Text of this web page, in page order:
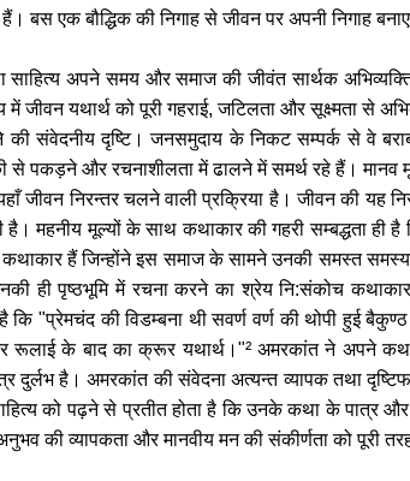
बस एक बौद्धिक की निगाह से जीवन पर अपनी निगाह
साहित्य अपने समय और समाज की जीवंत सार्थक
में जीवन यथार्थ को पूरी गहराई, जटिलता और सूक्ष्मता से
की संवेदनीय दृष्टि। जनसमुदाय के निकट सम्पर्क से वे
से पकड़ने और रचनाशीलता में ढालने में समर्थ रहे हैं।
जीवन निरन्तर चलने वाली प्रक्रिया है। जीवन की यह
महनीय मूल्यों के साथ कथाकार की गहरी सम्बद्धता
हैं जिन्होंने इस समाज के सामने उनकी समस्त
ही पृष्ठभूमि में रचना करने का श्रेय नि:संकोच कथाकार
कि "प्रेमचंद की विडम्बना थी सवर्ण वर्ण की थोपी हुई
रूलाई के बाद का क्रूर यथार्थ।"² अमरकांत ने अपने
दुर्लभ है। अमरकांत की संवेदना अत्यन्त व्यापक तथा
को पढ़ने से प्रतीत होता है कि उनके कथा के पात्र
की व्यापकता और मानवीय मन की संकीर्णता को पूरी